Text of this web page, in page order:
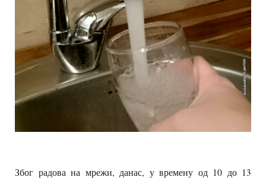
Због радова на мрежи, данас, у времену од 10 до 13